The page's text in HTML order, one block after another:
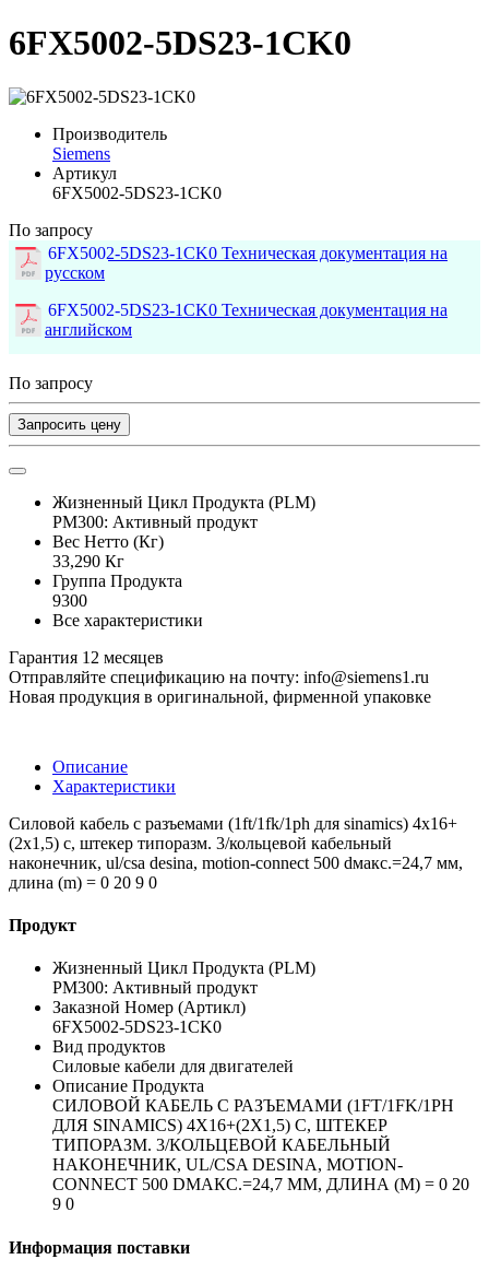
6FX5002-5DS23-1CK0
Производитель
Siemens
Артикул
6FX5002-5DS23-1CK0
По запросу
6FX5002-5DS23-1CK0 Техническая документация на
русском
6FX5002-5DS23-1CK0 Техническая документация на
английском
По запросу
Запросить цену
Жизненный Цикл Продукта (PLM)
PM300: Активный продукт
Вес Нетто (Кг)
33,290 Кг
Группа Продукта
9300
Все характеристики
Гарантия 12 месяцев
Отправляйте спецификацию на почту: info@siemens1.ru
Новая продукция в оригинальной, фирменной упаковке
Описание
Характеристики
Силовой кабель с разъемами (1ft/1fk/1ph для sinamics) 4x16+
(2x1,5) c, штекер типоразм. 3/кольцевой кабельный
наконечник, ul/csa desina, motion-connect 500 dмакс.=24,7 мм,
длина (m) = 0 20 9 0
Продукт
Жизненный Цикл Продукта (PLM)
PM300: Активный продукт
Заказной Номер (Артикл)
6FX5002-5DS23-1CK0
Вид продуктов
Силовые кабели для двигателей
Описание Продукта
СИЛОВОЙ КАБЕЛЬ С РАЗЪЕМАМИ (1FT/1FK/1PH
ДЛЯ SINAMICS) 4X16+(2X1,5) C, ШТЕКЕР
ТИПОРАЗМ. 3/КОЛЬЦЕВОЙ КАБЕЛЬНЫЙ
НАКОНЕЧНИК, UL/CSA DESINA, MOTION-
CONNECT 500 DМАКС.=24,7 ММ, ДЛИНА (M) = 0 20
9 0
Информация поставки